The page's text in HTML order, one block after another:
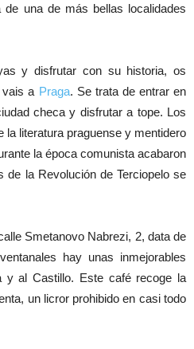
de una de más bellas localidades
y disfrutar con su historia, os
vais a Praga. Se trata de entrar en
checa y disfrutar a tope. Los
la literatura praguense y mentidero
la época comunista acabaron
de la Revolución de Terciopelo se
Smetanovo Nabrezi, 2, data de
hay unas inmejorables
al Castillo. Este café recoge la
un licror prohibido en casi todo